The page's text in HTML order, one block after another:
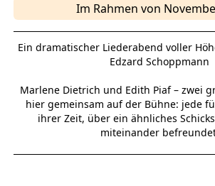
Im Rahmen von
Ein dramatischer Liederabend voller
Edzard Schoppmann
Marlene Dietrich und Edith Piaf – zwei
hier gemeinsam auf der Bühne: jede
ihrer Zeit, über ein ähnliches
miteinander